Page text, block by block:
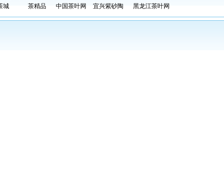
城 茶精品 中国茶叶网 宜兴紫砂陶 黑龙江茶叶网